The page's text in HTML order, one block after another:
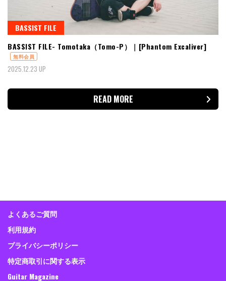
BASSIST FILE
BASSIST FILE- Tomotaka（Tomo-P）｜[Phantom Excaliver]
無料会員
2025.12.23 UP
READ MORE
よくあるご質問
利用規約
プライバシーポリシー
特定商取引に関する表示
Guitar Magazine